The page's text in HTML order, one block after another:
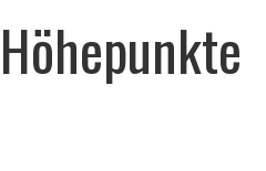
Höhepunkte